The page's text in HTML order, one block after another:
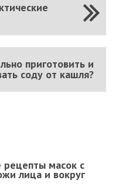
приготовить и
соду от кашля?
масок с
лица и вокруг